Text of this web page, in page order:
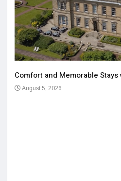
Comfort and Memorable Stays
August 5, 2026